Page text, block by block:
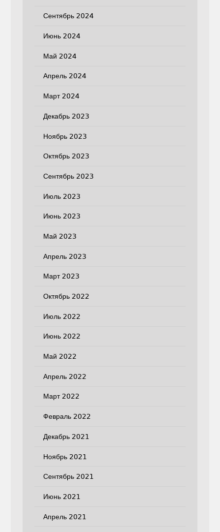
Сентябрь 2024
Июнь 2024
Май 2024
Апрель 2024
Март 2024
Декабрь 2023
Ноябрь 2023
Октябрь 2023
Сентябрь 2023
Июль 2023
Июнь 2023
Май 2023
Апрель 2023
Март 2023
Октябрь 2022
Июль 2022
Июнь 2022
Май 2022
Апрель 2022
Март 2022
Февраль 2022
Декабрь 2021
Ноябрь 2021
Сентябрь 2021
Июнь 2021
Апрель 2021